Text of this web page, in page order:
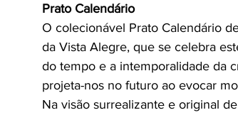
Prato Calendário
O colecionável Prato Calendário
da Vista Alegre, que se celebra
do tempo e a intemporalidade da
projeta-nos no futuro ao evocar
Na visão surrealizante e original